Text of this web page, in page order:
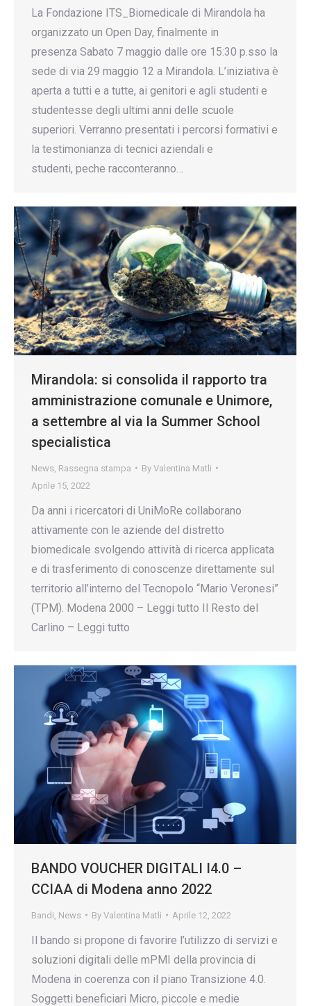
La Fondazione ITS_Biomedicale di Mirandola ha
organizzato un Open Day, finalmente in
presenza Sabato 7 maggio dalle ore 15:30 p.sso la
sede di via 29 maggio 12 a Mirandola. L’iniziativa è
aperta a tutti e a tutte, ai genitori e agli studenti e
studentesse degli ultimi anni delle scuole
superiori. Verranno presentati i percorsi formativi e
la testimonianza di tecnici aziendali e
studenti, peche racconteranno…
Mirandola: si consolida il rapporto tra
amministrazione comunale e Unimore,
a settembre al via la Summer School
specialistica
News Rassegna stampa By Valentina Matli
Aprile 15, 2022
Da anni i ricercatori di UniMoRe collaborano
attivamente con le aziende del distretto
biomedicale svolgendo attività di ricerca applicata
e di trasferimento di conoscenze direttamente sul
territorio all’interno del Tecnopolo “Mario Veronesi”
(TPM). Modena 2000 – Leggi tutto Il Resto del
Carlino – Leggi tutto
BANDO VOUCHER DIGITALI I4.0 –
CCIAA di Modena anno 2022
Bandi News By Valentina Matli Aprile 12, 2022
Il bando si propone di favorire l’utilizzo di servizi e
soluzioni digitali delle mPMI della provincia di
Modena in coerenza con il piano Transizione 4.0.
Soggetti beneficiari Micro, piccole e medie